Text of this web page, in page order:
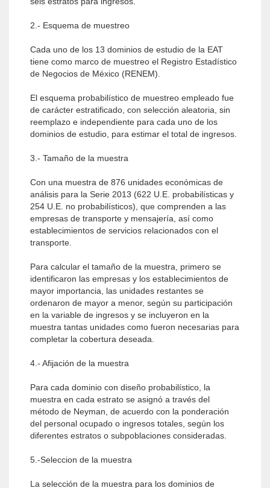
2.- Esquema de muestreo
Cada uno de los 13 dominios de estudio de la EAT
tiene como marco de muestreo el Registro Estadístico
de Negocios de México (RENEM).
El esquema probabilístico de muestreo empleado fue
de carácter estratificado, con selección aleatoria, sin
reemplazo e independiente para cada uno de los
dominios de estudio, para estimar el total de ingresos.
3.- Tamaño de la muestra
Con una muestra de 876 unidades económicas de
análisis para la Serie 2013 (622 U.E. probabilísticas y
254 U.E. no probabilísticos), que comprenden a las
empresas de transporte y mensajería, así como
establecimientos de servicios relacionados con el
transporte.
Para calcular el tamaño de la muestra, primero se
identificaron las empresas y los establecimientos de
mayor importancia, las unidades restantes se
ordenaron de mayor a menor, según su participación
en la variable de ingresos y se incluyeron en la
muestra tantas unidades como fueron necesarias para
completar la cobertura deseada.
4.- Afijación de la muestra
Para cada dominio con diseño probabilístico, la
muestra en cada estrato se asignó a través del
método de Neyman, de acuerdo con la ponderación
del personal ocupado o ingresos totales, según los
diferentes estratos o subpoblaciones consideradas.
5.-Seleccion de la muestra
La selección de la muestra para los dominios de